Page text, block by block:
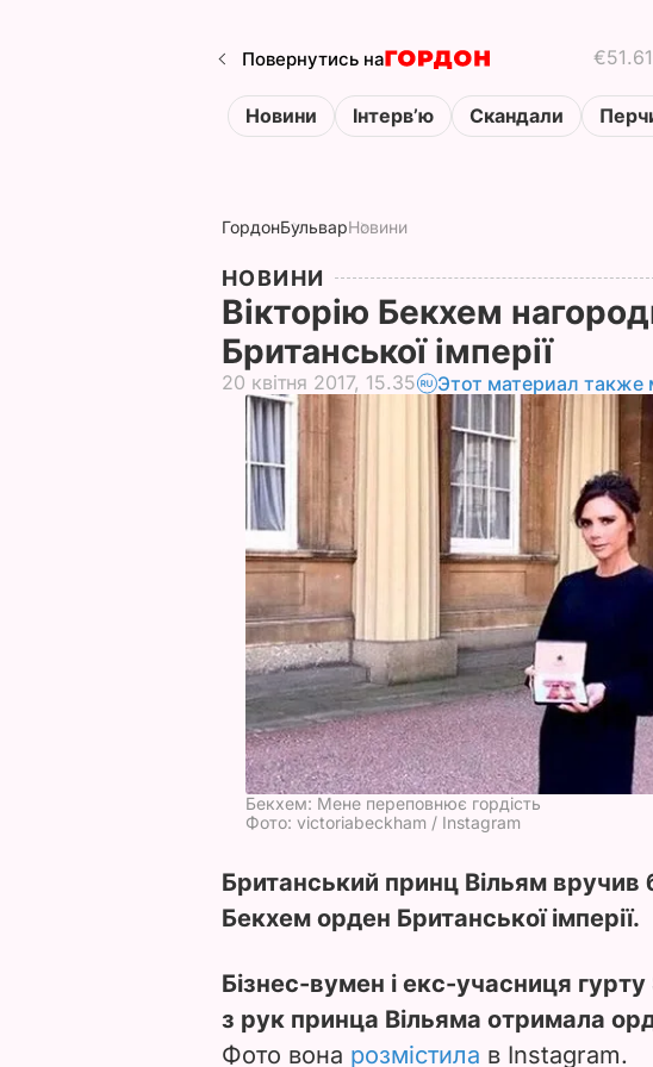
Повернутись на €51.61
Новини Інтервʼю Скандали
ГордонБульварНовини
НОВИНИ
Вікторію Бекхем
Британської імперії
20 квітня 2017, 15.35 Этот материал также
Бекхем: Мене переповнює гордість
Фото: victoriabeckham / Instagram
Британський принц Вільям вручив
Бекхем орден Британської імперії.
Бізнес-вумен і екс-учасниця
з рук принца Вільяма отримала
Фото вона розмістила в Instagram.